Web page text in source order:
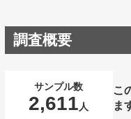
調査概要
サンプル数
2,611 人
こ
ま